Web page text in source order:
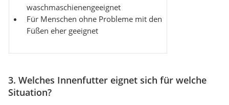
waschmaschienengeeignet
Für Menschen ohne Probleme mit den
Füßen eher geeignet
3. Welches Innenfutter eignet sich für welche
Situation?